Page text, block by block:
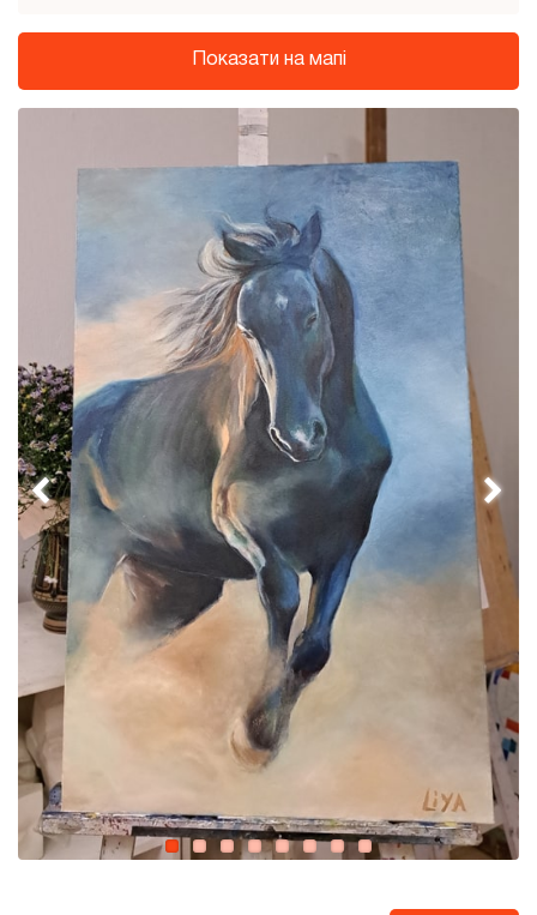
Показати на мапі